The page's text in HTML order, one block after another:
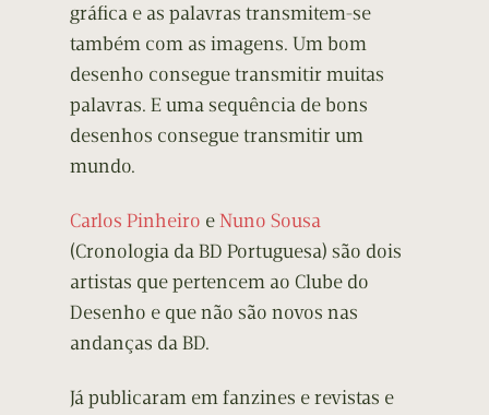
gráfica e as palavras transmitem-se
também com as imagens. Um bom
desenho consegue transmitir muitas
palavras. E uma sequência de bons
desenhos consegue transmitir um
mundo.
Carlos Pinheiro eNuno Sousa
(Cronologia da BD Portuguesa) são dois
artistas que pertencem ao Clube do
Desenho e que não são novos nas
andanças da BD.
Já publicaram em fanzines e revistas e